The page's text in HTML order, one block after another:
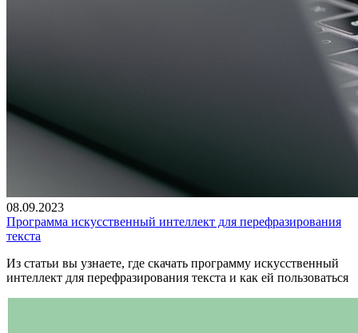
08.09.2023
Программа искусственный интеллект для перефразирования
текста
Из статьи вы узнаете, где скачать программу искусственный
интеллект для перефразирования текста и как ей пользоваться